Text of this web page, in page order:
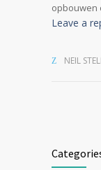
opbouwen
Leave a
NEIL